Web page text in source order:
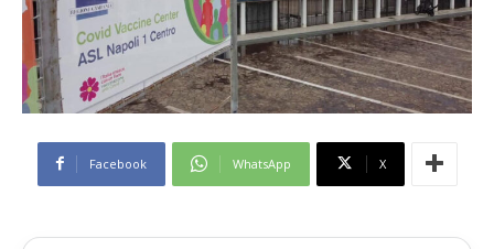
Facebook WhatsApp X